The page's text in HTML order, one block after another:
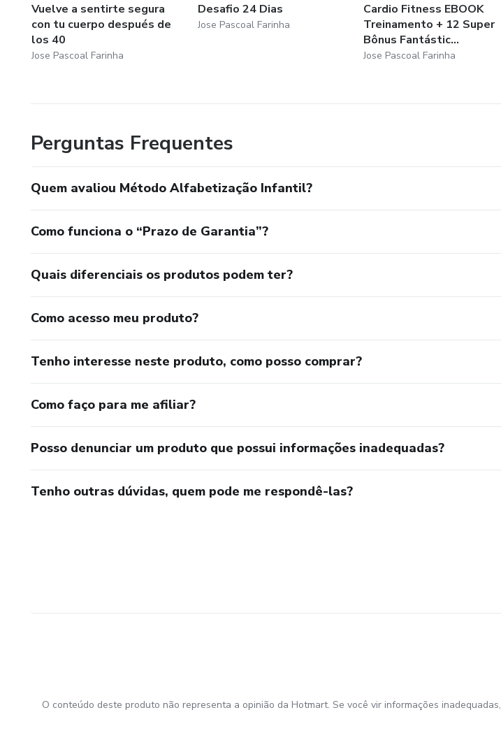
Vuelve a sentirte segura
con tu cuerpo después de
los 40
Jose Pascoal Farinha
Desafio 24 Dias
Jose Pascoal Farinha
Cardio Fitness EBOOK
Treinamento + 12 Super
Bônus Fantástic...
Jose Pascoal Farinha
Perguntas Frequentes
Quem avaliou Método Alfabetização Infantil?
Como funciona o “Prazo de Garantia”?
Quais diferenciais os produtos podem ter?
Como acesso meu produto?
Tenho interesse neste produto, como posso comprar?
Como faço para me afiliar?
Posso denunciar um produto que possui informações inadequadas?
Tenho outras dúvidas, quem pode me respondê-las?
O conteúdo deste produto não representa a opinião da Hotmart. Se você vir informações inadequadas,